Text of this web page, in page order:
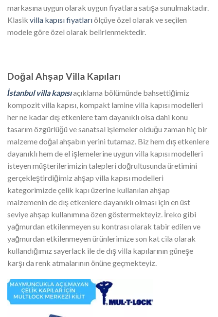
markasına uygun olarak uygun fiyatlara satışa sunulmaktadır.
Klasik villa kapısı fiyatlarıölçüye özel olarak ve seçilen
modele göre özel olarak belirlenmektedir.
Doğal Ahşap Villa Kapıları
İstanbul villa kapısıaçıklama bölümünde bahsettiğimiz
kompozit villa kapısı, kompakt lamine villa kapısı modelleri
her ne kadar dış etkenlere tam dayanıklı olsa dahi konu
tasarım özgürlüğü ve sanatsal işlemeler olduğu zaman hiç bir
malzeme doğal ahşabın yerini tutamaz. Biz hem dış etkenlere
dayanıklı hem de el işlemelerine uygun villa kapısı modelleri
isteyen müşterilerimizin talepleri doğrultusunda üretimini
gerçekleştirdiğimiz ahşap villa kapısı modelleri
kategorimizde çelik kapı üzerine kullanılan ahşap
malzemenin de dış etkenlere dayanıklı olması için en üst
seviye ahşap kullanımına özen göstermekteyiz. İreko gibi
yağmurdan etkilenmeyen su kontrası olarak tabir edilen ve
yağmurdan etkilenmeyen ürünlerimize son kat cila olarak
kullandığımız sayerlack ile de dış villa kapılarının güneşe
karşı da renk atmalarının önüne geçmekteyiz.